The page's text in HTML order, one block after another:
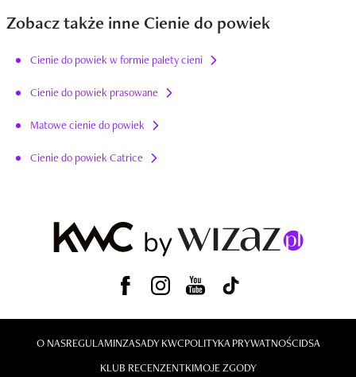
Zobacz także inne Cienie do powiek
Cienie do powiek w formie palety cieni
Cienie do powiek prasowane
Matowe cienie do powiek
Cienie do powiek Catrice
O NASREGULAMINZASADY KWCPOLITYKA PRYWATNOŚCIDSA
KLUB RECENZENTKIMOJE ZGODY